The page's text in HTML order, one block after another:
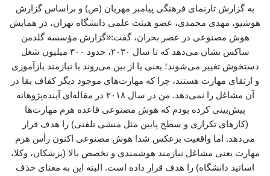
به گزارش تارنمای فرهنگی پیامبر مهربان (ص) و براساس گزارش
هوشیو، مهدی محمدی، عضو هیئت علمی دانشگاه تهران، در همایش
هوش مصنوعی در عصر بحران، گفت:«گزارش مؤسسه گلدمن
ساکس نشان می‌دهد که تا سال ۲۰۳۰، حدود ۳۰۰ میلیون شغل
دستخوش تغییر می‌شوند؛ یعنی یا از بین می‌روند یا نیازمند بازآموزی
و ارتقای مهارت هستند، چرا که مهارت‌های موجود دیگر کفاف بقا در
آن مشاغل را نمی‌دهد. من در سال ۲۰۱۸ در مقاله‌ای آینده‌پژوهانه
پیش‌بینی کرده بودم که هوش مصنوعی قاعده هرم مهارت‌ها
(کارهای تکراری و سطح پایین مثل منشی تلفنی) را هدف قرار
می‌دهد. اما واقعیت برعکس شد! هوش مصنوعی اکنون رأس هرم
مهارت یعنی مشاغل نیازمند هوشمندی و تخصص بالا (پزشکان، وکلا،
اساتید دانشگاه) را هدف قرار داده است. البته این به معنای حذف